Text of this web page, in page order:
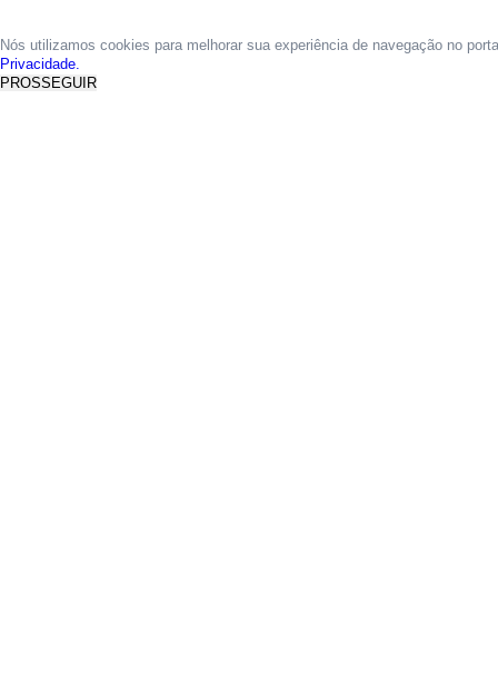
Nós utilizamos cookies para melhorar sua experiência de navegação no
Privacidade.
PROSSEGUIR